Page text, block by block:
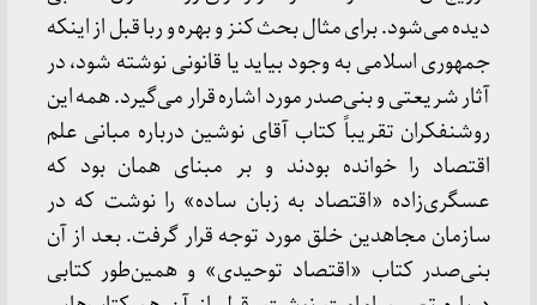
دیده می‌شود. برای مثال بحث کنز و بهره و ربا قبل از اینکه
جمهوری اسلامی به وجود بیاید یا قانونی نوشته شود، در
آثار شریعتی و بنی‌صدر مورد اشاره قرار می‌گیرد. همه این
روشنفکران تقریباً کتاب آقای نوشین درباره مبانی علم
اقتصاد را خوانده بودند و بر مبنای همان بود که
عسگری‌زاده «اقتصاد به زبان ساده» را نوشت که در
سازمان مجاهدین خلق مورد توجه قرار گرفت. بعد از آن
بنی‌صدر کتاب «اقتصاد توحیدی» و همین‌طور کتابی